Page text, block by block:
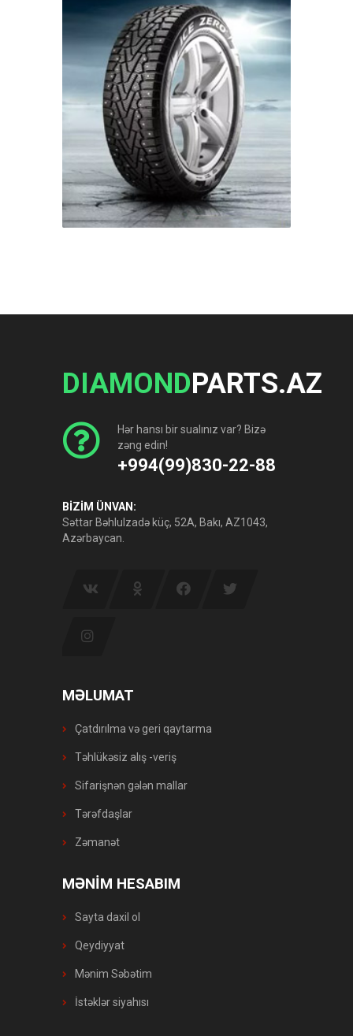
DIAMONDPARTS.AZ
Hər hansı bir sualınız var? Bizə
zəng edin!
+994(99)830-22-88
BİZİM ÜNVAN:
Səttar Bəhlulzadə küç, 52A, Bakı, AZ1043,
Azərbaycan.
MƏLUMAT
Çatdırılma və geri qaytarma
Təhlükəsiz alış -veriş
Sifarişnən gələn mallar
Tərəfdaşlar
Zəmanət
MƏNİM HESABIM
Sayta daxil ol
Qeydiyyat
Mənim Səbətim
İstəklər siyahısı